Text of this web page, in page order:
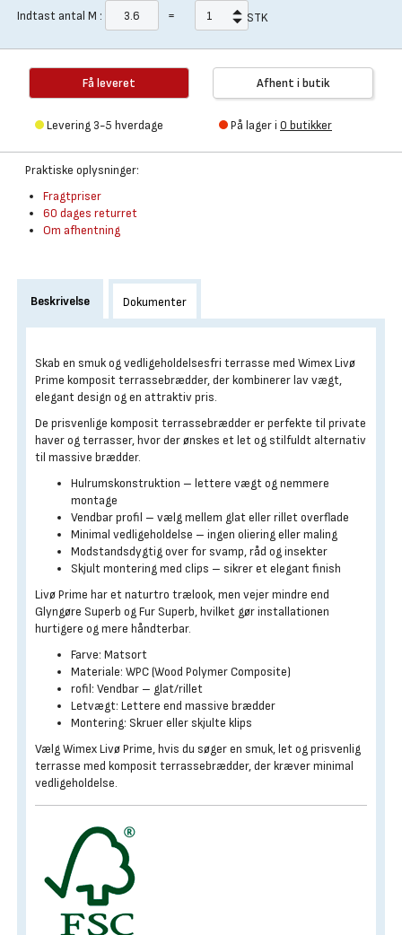
Indtast antal M : = STK
Få leveret
Levering 3-5 hverdage
Afhent i butik
På lager i 0 butikker
Praktiske oplysninger:
Fragtpriser
60 dages returret
Om afhentning
Beskrivelse Dokumenter
Skab en smuk og vedligeholdelsesfri terrasse med Wimex Livø
Prime komposit terrassebrædder, der kombinerer lav vægt,
elegant design og en attraktiv pris.
De prisvenlige komposit terrassebrædder er perfekte til private
haver og terrasser, hvor der ønskes et let og stilfuldt alternativ
til massive brædder.
Hulrumskonstruktion – lettere vægt og nemmere
montage
Vendbar profil – vælg mellem glat eller rillet overflade
Minimal vedligeholdelse – ingen oliering eller maling
Modstandsdygtig over for svamp, råd og insekter
Skjult montering med clips – sikrer et elegant finish
Livø Prime har et naturtro trælook, men vejer mindre end
Glyngøre Superb og Fur Superb, hvilket gør installationen
hurtigere og mere håndterbar.
Farve: Matsort
Materiale: WPC (Wood Polymer Composite)
rofil: Vendbar – glat/rillet
Letvægt: Lettere end massive brædder
Montering: Skruer eller skjulte klips
Vælg Wimex Livø Prime, hvis du søger en smuk, let og prisvenlig
terrasse med komposit terrassebrædder, der kræver minimal
vedligeholdelse.